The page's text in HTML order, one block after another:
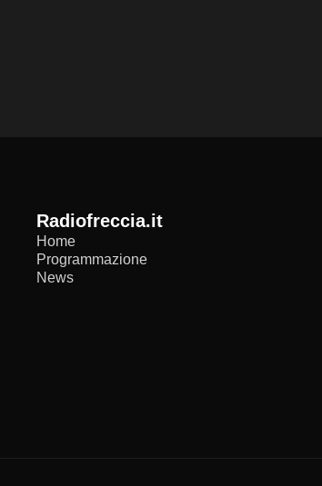
radiofreccia.it
Home
Programmazione
News